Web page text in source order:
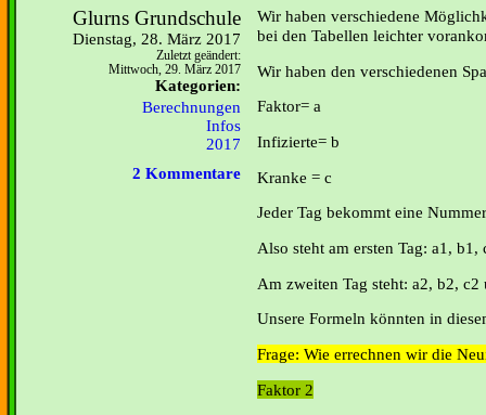
Glurns Grundschule
Dienstag, 28. März 2017
Zuletzt geändert:
Mittwoch, 29. März 2017
Kategorien:
Berechnungen
Infos
2017
2 Kommentare
Wir haben verschiedene
bei den Tabellen leichter
Wir haben den verschiedenen
Faktor= a
Infizierte= b
Kranke = c
Jeder Tag bekommt eine Nummer
Also steht am ersten Tag: a1, b1,
Am zweiten Tag steht: a2, b2,
Unsere Formeln könnten in
Frage: Wie errechnen wir die
Faktor 2